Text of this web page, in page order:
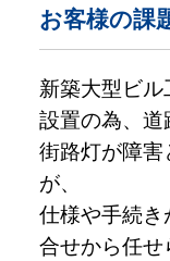
お客様の課
新築大型ビ
設置の為、道
街路灯が障害
が、
仕様や手続き
合せから任せ